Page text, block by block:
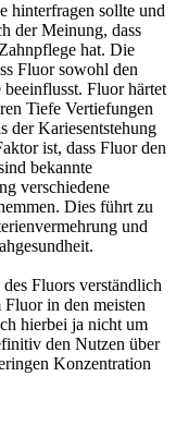
hinterfragen sollte und
der Meinung, dass
hat. Die
Fluor sowohl den
Fluor härtet
Tiefe Vertiefungen
der Kariesentstehung
ist, dass Fluor den
bekannte
verschiedene
Dies führt zu
und
Fluors verständlich
in den meisten
hierbei ja nicht um
den Nutzen über
Konzentration